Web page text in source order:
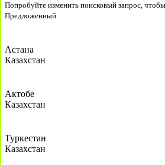
Попробуйте изменить поисковый запрос,
Предложенный
Астана
Казахстан
Актобе
Казахстан
Туркестан
Казахстан